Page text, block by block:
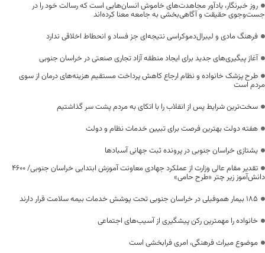
روز خبرنگار، یادآور مجاهدت‌های خاموش انسان‌هایی است که رسالت خود را در
جست‌وجوی حقیقت و آگاهی‌بخشی به جامعه معنا کرده‌اند
فرهنگ مادی و لیبرال‌دموکراسی نتیجه‌ای جز فساد و انحطاط اخلاقی ندارد
آغاز پیگیری‌های جدید برای ایجاد منطقه آزاد تجاری صنعتی در خراسان جنوبی
طرح پزشک خانواده و نظام ارجاع کاهش پرداخت مستقیم هزینه‌های درمان از سوی
مردم است
سخت‌ترین شرایط پس از انقلاب را با اتکای به مردم پشت سر گذاشتیم
هفته دولت بهترین فرصت برای تبیین خدمات نظام و دولت
یشتازی خراسان جنوبی در پرونده ثبت جهانی آسبادها
تقدیر مقام عالی وزارت از عملکرد جهادی معاونت آموزش ابتدایی خراسان جنوبی/ ۴۶۰۰
دانش‌آموز زیر چتر «طرح حامی»
۱۸۵ بیمار هموفیلی در خراسان جنوبی تحت پوشش خدمات بیمه سلامت قرار دارند
خانواده را مهمترین رکن پیشگیری از آسیب‌های اجتماعی
موضوع میراث فرهنگی، امری فرابخشی است